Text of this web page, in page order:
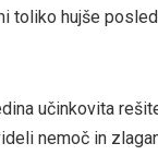
toliko hujše
učinkovita
nemoč in